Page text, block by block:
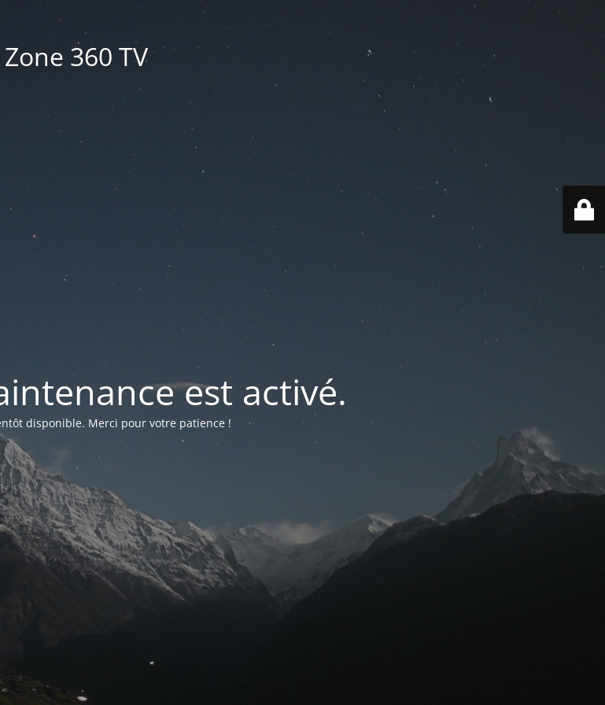
Zone 360 TV
est activé.
disponible. Merci pour votre patience !